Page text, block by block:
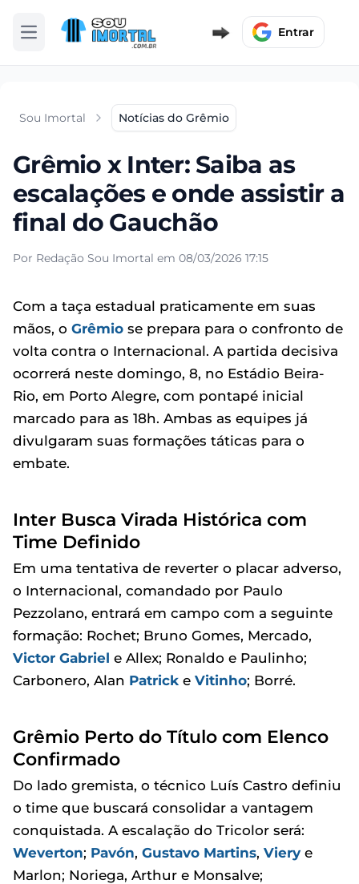
Abrir menu Entrar
Sou Imortal Notícias do Grêmio
Grêmio x Inter: Saiba as
escalações e onde assistir a
final do Gauchão
Por Redação Sou Imortal em 08/03/2026 17:15
Com a taça estadual praticamente em suas
mãos, o Grêmio se prepara para o confronto de
volta contra o Internacional. A partida decisiva
ocorrerá neste domingo, 8, no Estádio Beira-
Rio, em Porto Alegre, com pontapé inicial
marcado para as 18h. Ambas as equipes já
divulgaram suas formações táticas para o
embate.
Inter Busca Virada Histórica com
Time Definido
Em uma tentativa de reverter o placar adverso,
o Internacional, comandado por Paulo
Pezzolano, entrará em campo com a seguinte
formação: Rochet; Bruno Gomes, Mercado,
Victor Gabriel e Allex; Ronaldo e Paulinho;
Carbonero, Alan Patrick e Vitinho; Borré.
Grêmio Perto do Título com Elenco
Confirmado
Do lado gremista, o técnico Luís Castro definiu
o time que buscará consolidar a vantagem
conquistada. A escalação do Tricolor será:
Weverton; Pavón, Gustavo Martins, Viery e
Marlon; Noriega, Arthur e Monsalve;